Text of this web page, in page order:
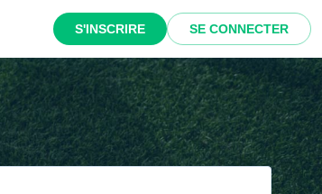
S'INSCRIRE SE CONNECTER